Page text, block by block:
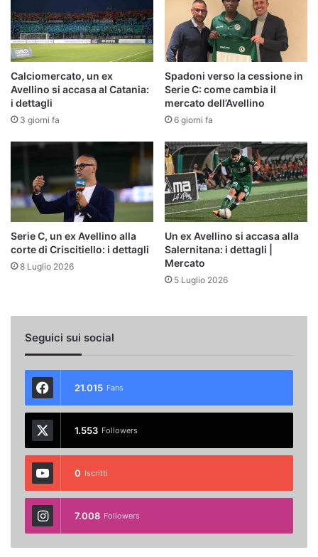
Calciomercato, un ex
Avellino si accasa al Catania:
i dettagli
3 giorni fa
Spadoni verso la cessione in
Serie C: come cambia il
mercato dell’Avellino
6 giorni fa
Serie C, un ex Avellino alla
corte di Criscitiello: i dettagli
8 Luglio 2026
Un ex Avellino si accasa alla
Salernitana: i dettagli |
Mercato
5 Luglio 2026
Seguici sui social
21.015 Fans
1.553 Followers
0 Iscritti
7.008 Followers